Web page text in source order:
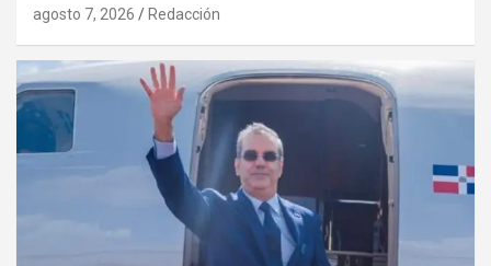
agosto 7, 2026 Redacción